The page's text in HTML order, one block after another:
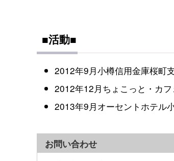
■活動■
2012年9月小樽信用金庫桜町
2012年12月ちょこっと・カ
2013年9月オーセントホテル
お問い合わせ